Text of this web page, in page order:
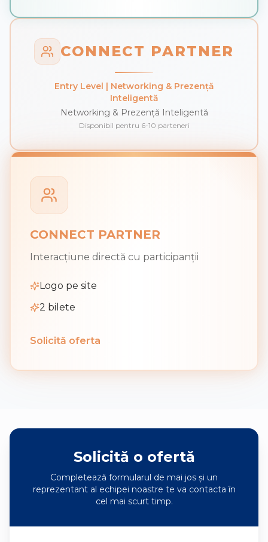
CONNECT PARTNER
Entry Level | Networking & Prezență
Inteligentă
Networking & Prezență Inteligentă
Disponibil pentru 6-10 parteneri
CONNECT PARTNER
Interacțiune directă cu participanții
Logo pe site
2 bilete
Solicită oferta
Solicită o ofertă
Completează formularul de mai jos și un
reprezentant al echipei noastre te va contacta în
cel mai scurt timp.